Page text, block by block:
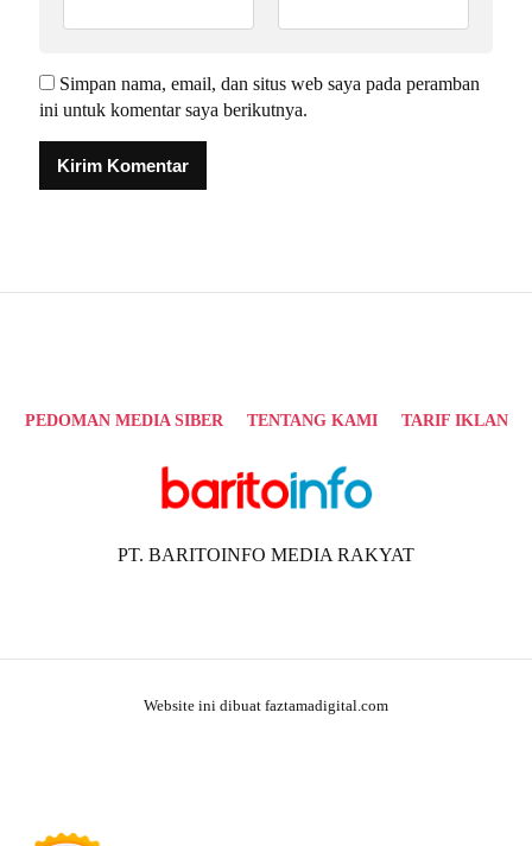
Simpan nama, email, dan situs web saya pada peramban
ini untuk komentar saya berikutnya.
PEDOMAN MEDIA SIBER TENTANG KAMI TARIF IKLAN
PT. BARITOINFO MEDIA RAKYAT
Website ini dibuat faztamadigital.com